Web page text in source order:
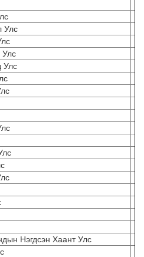
Улс
Улс
Улс
Нэгдсэн Хаант Улс